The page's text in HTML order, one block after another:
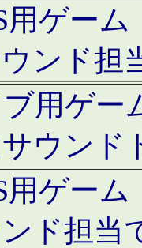
用ゲー
ンド担
用ゲー
サウン
用ゲー
ド担当